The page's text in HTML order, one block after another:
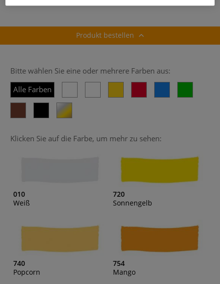
Produkt bestellen
Bitte wählen Sie eine oder mehrere Farben aus:
Alle Farben
Klicken Sie auf die Farbe, um mehr zu sehen:
010
Weiß
720
Sonnengelb
740
Popcorn
754
Mango